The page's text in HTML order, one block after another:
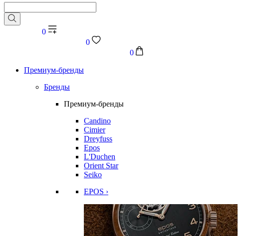
0
0
0
Премиум-бренды
Бренды
Премиум-бренды
Candino
Cimier
Dreyfuss
Epos
L'Duchen
Orient Star
Seiko
EPOS ›